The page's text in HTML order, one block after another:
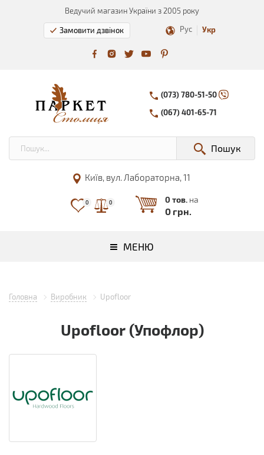
Ведучий магазин України з 2005 року
Рус
Укр
Замовити дзвінок
(073) 780-51-50
(067) 401-65-71
Пошук
Київ, вул. Лабораторна, 11
0 0 0 тов.на
0 грн.
МЕНЮ
Головна Виробник Upofloor
Upofloor (Упофлор)